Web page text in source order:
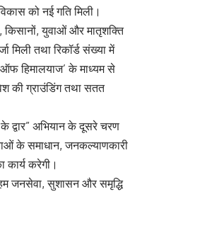
को नई गति मिली।
किसानों, युवाओं और मातृशक्ति
तथा रिकॉर्ड संख्या में
हिमालयाज’ के माध्यम से
की ग्राउंडिंग तथा सतत
अभियान के दूसरे चरण
के समाधान, जनकल्याणकारी
करेगी।
जनसेवा, सुशासन और समृद्धि